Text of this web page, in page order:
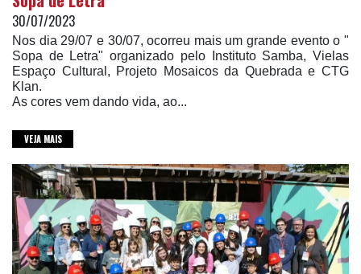
30/07/2023
Nos dia 29/07 e 30/07, ocorreu mais um grande evento o "
Sopa de Letra" organizado pelo Instituto Samba, Vielas
Espaço Cultural, Projeto Mosaicos da Quebrada e CTG
Klan.
As cores vem dando vida, ao...
VEJA MAIS